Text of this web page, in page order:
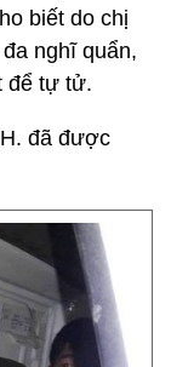
biết do chị
nghĩ quẩn,
để tự tử.
đã được